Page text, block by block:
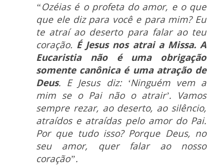
“Ozéias é o profeta do amor, e o que
que ele diz para você e para mim? Eu
te atraí ao deserto para falar ao teu
coração. É Jesus nos atrai a Missa. A
Eucaristia não é uma obrigação
somente canônica é uma atração de
Deus. E Jesus diz: ‘Ninguém vem a
mim se o Pai não o atrair’. Vamos
sempre rezar, ao deserto, ao silêncio,
atraídos e atraídas pelo amor do Pai.
Por que tudo isso? Porque Deus, no
seu amor, quer falar ao nosso
coração”.